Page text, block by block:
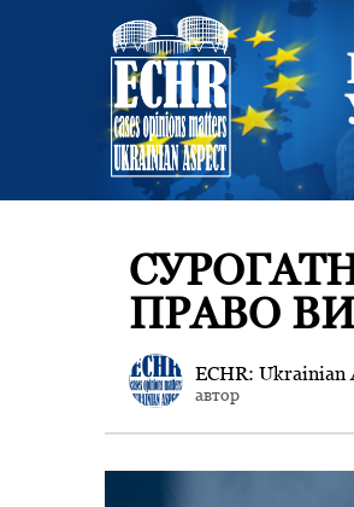
ПРАВО
ECHR: Ukrainian
автор